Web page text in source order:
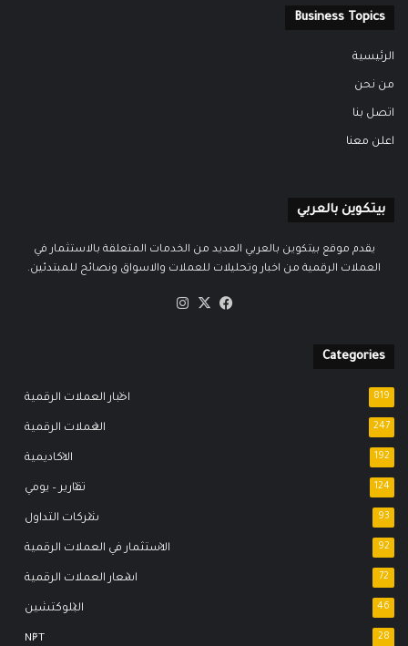
Business Topics
الرئيسية
من نحن
اتصل بنا
اعلن معنا
بيتكوين بالعربي
يقدم موقع بيتكوين بالعربي العديد من الخدمات المتعلقة بالاستثمار في
العملات الرقمية من اخبار وتحليلات للعملات والاسواق ونصائح للمبتدئين.
فيسبوك
‫X
Categories
اخبار العملات الرقمية 819
العملات الرقمية 247
الاكاديمية 192
تقارير – يومي 124
شركات التداول 93
الاستثمار في العملات الرقمية 92
اسعار العملات الرقمية 72
البلوكتشين 46
NFT 28